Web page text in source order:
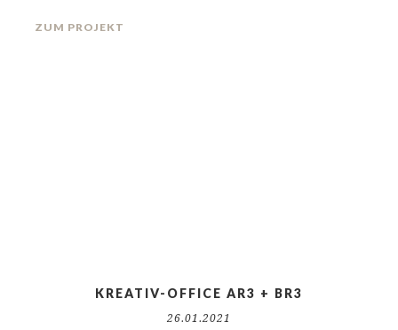
ZUM PROJEKT
KREATIV-OFFICE AR3 + BR3
26.01.2021